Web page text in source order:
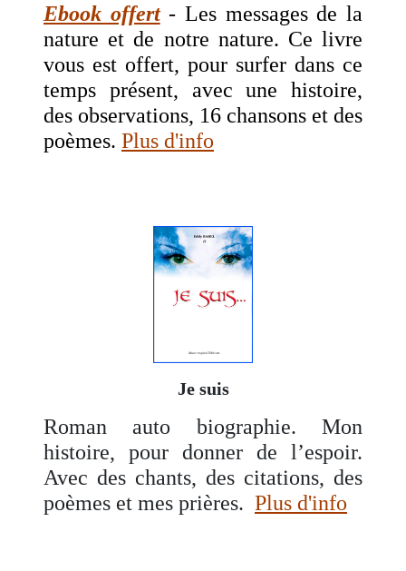
Ebook offert- Les messages de la
nature et de notre nature. Ce livre
vous est offert, pour surfer dans ce
temps présent, avec une histoire,
des observations, 16 chansons et des
poèmes. Plus d'info
Je suis
Roman auto biographie. Mon
histoire, pour donner de l’espoir.
Avec des chants, des citations, des
poèmes et mes prières. Plus d'info